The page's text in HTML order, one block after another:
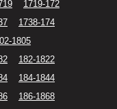
1719-172
1738-174
1805
182-1822
184-1844
186-1868